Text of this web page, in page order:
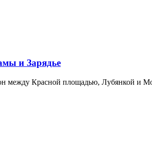
и Зарядье
между Красной площадью, Лубянкой и